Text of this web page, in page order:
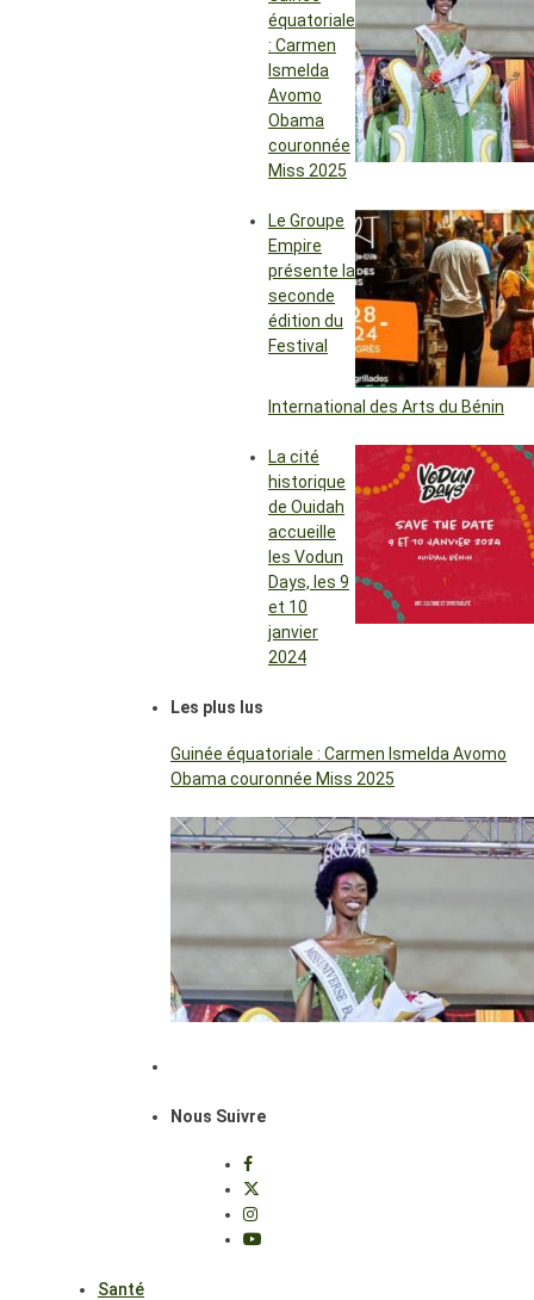
équatoriale
: Carmen
Ismelda
Avomo
Obama
couronnée
Miss 2025
Le Groupe
Empire
présente la
seconde
édition du
Festival
International des Arts du Bénin
La cité
historique
de Ouidah
accueille
les Vodun
Days, les 9
et 10
janvier
2024
Les plus lus
Guinée équatoriale : Carmen Ismelda Avomo
Obama couronnée Miss 2025
Nous Suivre
Santé